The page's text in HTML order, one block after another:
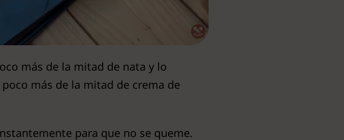
más de la mitad de nata y lo
más de la mitad de crema de
para que no se queme.